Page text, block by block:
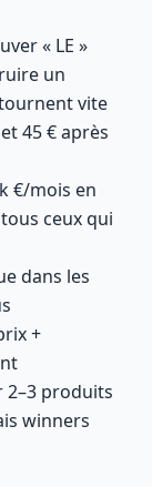
« LE »
un
vite
45 € après
€/mois en
ceux qui
dans les
+
2–3 produits
winners